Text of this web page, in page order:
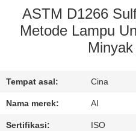
KONTROL
HUBUNGI
KAMI
ASTM D1266
Metode Lampu
Tempat asal: Cina
Nama merek: AI
Sertifikasi: ISO